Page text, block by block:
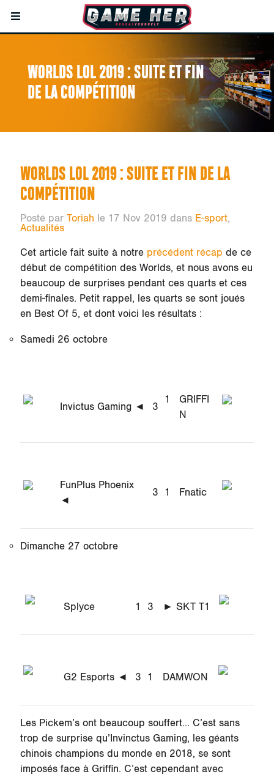
WORLDS LOL 2019 : SUITE ET FIN
DE LA COMPÉTITION
WORLDS LOL 2019 : SUITE ET FIN DE LA
COMPÉTITION
Posté par Toriah le 17 Nov 2019 dans E-sport,
Actualités
Cet article fait suite à notre précédent récap de ce
début de compétition des Worlds, et nous avons eu
beaucoup de surprises pendant ces quarts et ces
demi-finales. Petit rappel, les quarts se sont joués
en Best Of 5, et dont voici les résultats :
Samedi 26 octobre
Invictus Gaming ◄ 3
1
GRIFFI
N
FunPlus Phoenix
◄
3 1 Fnatic
Dimanche 27 octobre
Splyce 1 3 ► SKT T1
G2 Esports ◄ 3 1 DAMWON
Les Pickem’s ont beaucoup souffert... C’est sans
trop de surprise qu’Invinctus Gaming, les géants
chinois champions du monde en 2018, se sont
imposés face à Griffin. C’est cependant avec